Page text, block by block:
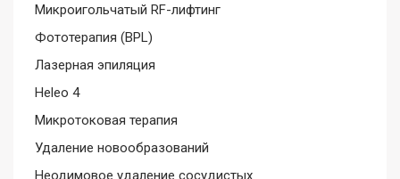
Микроигольчатый RF-лифтинг
Фототерапия (BPL)
Лазерная эпиляция
Heleo 4
Микротоковая терапия
Удаление новообразований
Неодимовое удаление сосудистых